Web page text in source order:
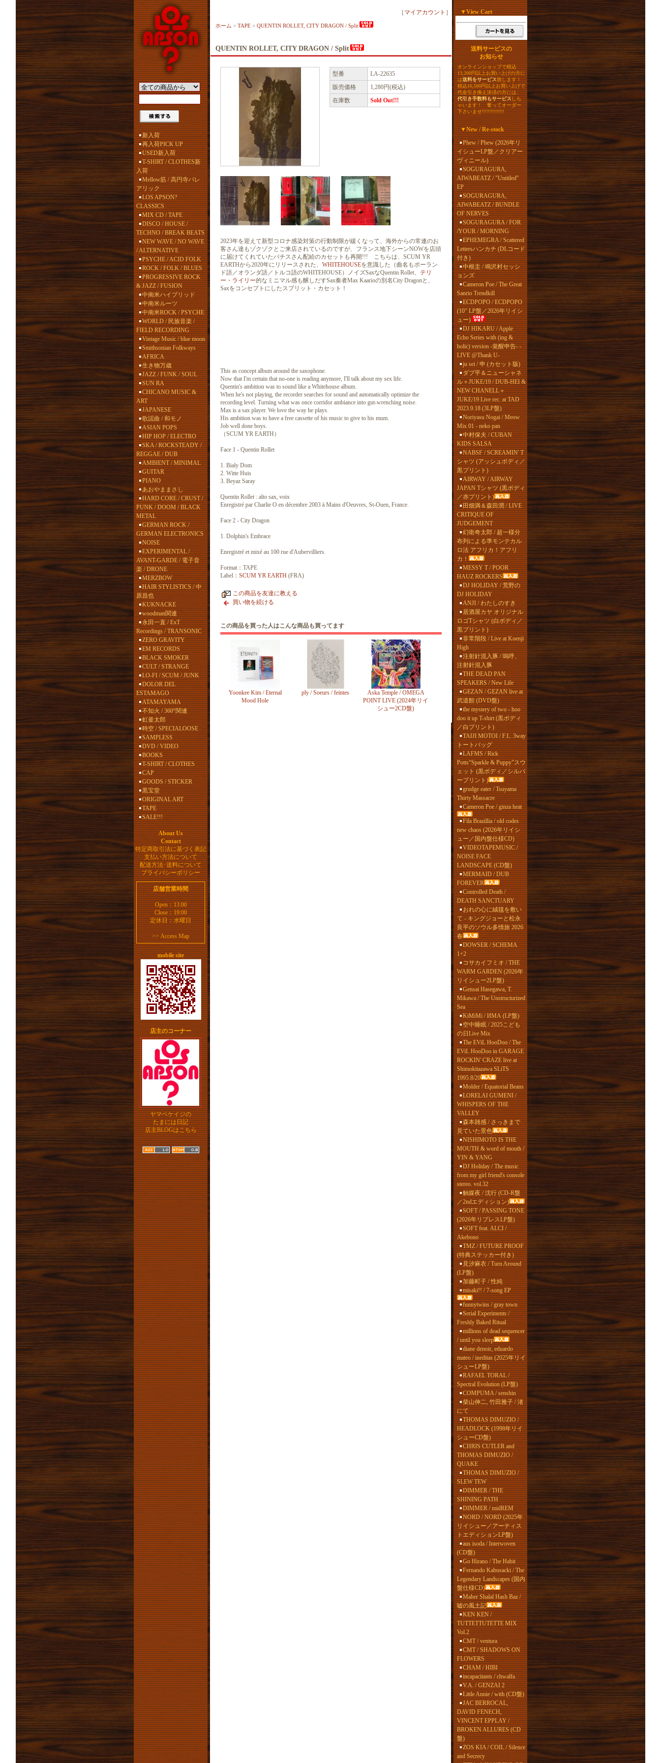
新入荷
再入荷PICK UP
USED新入荷
T-SHIRT / CLOTHES新
入荷
Mellow筋 / 高円寺バレ
アリック
LOS APSON?
CLASSICS
MIX CD / TAPE
DISCO / HOUSE /
TECHNO / BREAK BEATS
NEW WAVE / NO WAVE
/ ALTERNATIVE
PSYCHE / ACID FOLK
ROCK / FOLK / BLUES
PROGRESSIVE ROCK
& JAZZ / FUSION
中南米ハイブリッド
中南米ルーツ
中南米ROCK / PSYCHE
WORLD / 民族音楽 /
FIELD RECORDING
Vintage Music / blue moon
Smithsonian Folkways
AFRICA
生き物万歳
JAZZ / FUNK / SOUL
SUN RA
CHICANO MUSIC &
ART
JAPANESE
歌謡曲 / 和モノ
ASIAN POPS
HIP HOP / ELECTRO
SKA / ROCKSTEADY /
REGGAE / DUB
AMBIENT / MINIMAL
GUITAR
PIANO
あおやままさし
HARD CORE / CRUST /
PUNK / DOOM / BLACK
METAL
GERMAN ROCK /
GERMAN ELECTRONICS
NOISE
EXPERIMENTAL /
AVANT-GARDE / 電子音
楽 / DRONE
MERZBOW
HAIR STYLISTICS / 中
原昌也
KUKNACKE
woodman関連
永田一直 / ExT
Recordings / TRANSONIC
ZERO GRAVITY
EM RECORDS
BLACK SMOKER
CULT / STRANGE
LO-FI / SCUM / JUNK
DOLOR DEL
ESTAMAGO
ATAMAYAMA
不知火 / 360°関連
虹釜太郎
時空 / SPECIALOOSE
SAMPLESS
DVD / VIDEO
BOOKS
T-SHIRT / CLOTHES
CAP
GOODS / STICKER
黒宝堂
ORIGINAL ART
TAPE
SALE!!!
About Us
Contact
特定商取引法に基づく表記
支払い方法について
配送方法･送料について
プライバシーポリシー
店舗営業時間
Open：13:00
Close：19:00
定休日：水曜日
>>Access Map
mobile site
店主のコーナー
ヤマベケイジの
たまには日記
店主BLOGはこちら
［ マイアカウント ］
ホーム > TAPE > QUENTIN ROLLET, CITY DRAGON / Split
QUENTIN ROLLET, CITY DRAGON / Split
型番
LA-22635
販売価格
1,280円(税込)
在庫数
Sold Out!!!
2023年を迎えて新型コロナ感染対策の行動制限が緩くなって、海外からの常連のお
客さん達もゾクゾクとご来店されているのですが、フランス地下シーンNOWを店頭
に届けてくれていたバチスさん配給のカセットも再開!!! こちらは、SCUM YR
EARTHから2020年にリリースされた、 WHITEHOUSEを意識した（曲名もポーラン
ド語／オランダ語／トルコ語のWHITEHOUSE）ノイズSaxなQuentin Rollet、 テリ
ー・ライリー的なミニマル感も醸しだすSax奏者Max Kaarioの別名City Dragonと、
Saxをコンセプトにしたスプリット・カセット！
This as concept album around the saxophone.
Now that I'm certain that no-one is reading anymore, I'll talk about my sex life.
Quentin's ambition was to sound like a Whitehouse album.
When he's not playing, the recorder searches for sound and automatically optimize the
recording level. Turning what was once corridor ambiance into gut-wrenching noise.
Max is a sax player. We love the way he plays.
His ambition was to have a free cassette of his music to give to his mum.
Job well done boys.
（SCUM YR EARTH）
Face 1 - Quentin Rollet
1. Bialy Dom
2. Witte Huis
3. Beyaz Saray
Quentin Rollet : alto sax, voix
Enregistré par Charlie O en décembre 2003 à Mains d'Oeuvres, St-Ouen, France.
Face 2 - City Dragon
1. Dolphin's Embrace
Enregistré et mixé au 100 rue d'Aubervilliers.
Format：TAPE
Label： SCUM YR EARTH (FRA)
この商品を友達に教える
買い物を続ける
この商品を買った人はこんな商品も買ってます
Yoonkee Kim / Eternal
Mood Hole
ply / Soeurs / feintes
Aska Temple / OMEGA
POINT LIVE (2024年リイ
シュー2CD盤)
▼View Cart
送料サービスの
お知らせ
オンラインショップで税込
13,200円以上お買い上げの方に
は送料をサービス致します！
税込16,500円以上お買い上げで
代金引き換え決済の方には、
代引き手数料もサービスしち
ゃいます！ 奮ってオーダー
下さいませ!!!!!!!!!!!!!!!
▼New / Re-stock
Phew / Phew (2026年リ
イシューLP盤／クリアー
ヴィニール)
SOGURAGURA,
AIWABEATZ / "Untitled"
EP
SOGURAGURA,
AIWABEATZ / BUNDLE
OF NERVES
SOGURAGURA / FOR
/YOUR / MORNING
EPHEMEGRA / Scattered
Lettersハンカチ (DLコード
付き)
中根圭 / 鳴沢村セッシ
ョンズ
Cameron Poe / The Great
Sanrio Trendkill
ECDPOPO / ECDPOPO
(10" LP盤／2026年リイシ
ュー)
DJ HIKARU / Apple
Echo Series with (ing &
holic) version -覚醒申告- -
LIVE @Thank U-
ju sei / 申 (カセット版)
ダブ平＆ニューシャネ
ル＋JUKE/19 / DUB-HEI &
NEW CHANELL＋
JUKE/19 Live rec. at TAD
2023.9.18 (3LP盤)
Noriyasu Nogai / Meow
Mix 01 - neko pan
中村保夫 / CUBAN
KIDS SALSA
NABSF / SCREAMIN' T
シャツ (アッシュボディ／
黒プリント)
AIRWAY / AIRWAY
JAPAN Tシャツ (黒ボディ
／赤プリント)
田畑満＆森田潤 / LIVE
CRITIQUE OF
JUDGEMENT
幻衛奇太郎 / 超一様分
布列による準モンテカル
ロ法 アフリカ！アフリ
カ！
MESSY T / POOR
HAUZ ROCKERS
DJ HOLIDAY / 荒野の
DJ HOLIDAY
ANJI / わたしのすき
居酒屋カヤ オリジナル
ロゴTシャツ (白ボディ／
黒プリント)
非常階段 / Live at Koenji
High
注射針混入豚 / 嗚呼、
注射針混入豚
THE DEAD PAN
SPEAKERS / New Life
GEZAN / GEZAN live at
武道館 (DVD盤)
the mystery of two - hoo
doo it up T-shirt (黒ボディ
／白プリント)
TAIJI MOTOI / F.L. 3way
トートバッグ
LAFMS / Rick
Potts“Sparkle & Puppy”スウ
ェット (黒ボディ／シルバ
ープリント)
grudge eater / Tsuyama
Thirty Massacre
Cameron Poe / ginza heat
Fila Brazillia / old codes
new chaos (2026年リイシ
ュー／国内盤仕様CD)
VIDEOTAPEMUSIC /
NOISE FACE
LANDSCAPE (CD盤)
MERMAID / DUB
FOREVER
Controlled Death /
DEATH SANCTUARY
おれの心に絨毯を敷い
て - キングジョーと松永
良平のソウル多情旅 2026
春
DOWSER / SCHEMA
1+2
コサカイフミオ / THE
WARM GARDEN (2026年
リイシュー2LP盤)
Gensai Hasegawa, T.
Mikawa / The Unstructurized
Sea
KiMiMi / ИМА (LP盤)
空中睡眠 / 2025こども
の日Live Mix
The EViL HooDoo / The
EViL HooDoo in GARAGE
ROCKIN' CRAZE live at
Shimokitazawa SLiTS
1995.8/20
Molder / Equatorial Beans
LORELAI GUMENI /
WHISPERS OF THE
VALLEY
森本雑感 / さっきまで
見ていた景色
NISHIMOTO IS THE
MOUTH & word of mouth /
YIN & YANG
DJ Holiday / The music
from my girl friend's console
stereo. vol.32
触媒夜 / 沈行 (CD-R盤
／2ndエディション)
SOFT / PASSING TONE
(2026年リプレスLP盤)
SOFT feat. ALCI /
Akebono
TMZ / FUTURE PROOF
(特典ステッカー付き)
見汐麻衣 / Turn Around
(LP盤)
加藤町子 / 性純
misaki!! / 7-song EP
funnytwins / gray town
Serial Experiments /
Freshly Baked Ritual
millions of dead sequencer
/ until you sleep
diane denoir, eduardo
mateo / ineditas (2025年リイ
シューLP盤)
RAFAEL TORAL /
Spectral Evolution (LP盤)
COMPUMA / senshin
柴山伸二, 竹田雅子 / 渚
にて
THOMAS DIMUZIO /
HEADLOCK (1998年リイ
シューCD盤)
CHRIS CUTLER and
THOMAS DIMUZIO /
QUAKE
THOMAS DIMUZIO /
SLEW TEW
DIMMER / THE
SHINING PATH
DIMMER / midREM
NORD / NORD (2025年
リイシュー／アーティス
トエディションLP盤)
aus isoda / Interwoven
(CD盤)
Go Hirano / The Habit
Fernando Kabusacki / The
Legendary Landscapes (国内
盤仕様CD)
Maher Shalal Hash Baz /
嘘の風土記
KEN KEN /
TUTTETTUTETTE MIX
Vol.2
CMT / ventura
CMT / SHADOWS ON
FLOWERS
CHAM / HIBI
incapacitants / chwalfa
V.A. / GENZAI 2
Little Annie / with (CD盤)
JAC BERROCAL,
DAVID FENECH,
VINCENT EPPLAY /
BROKEN ALLURES (CD
盤)
ZOS KIA / COIL / Silence
and Secrecy